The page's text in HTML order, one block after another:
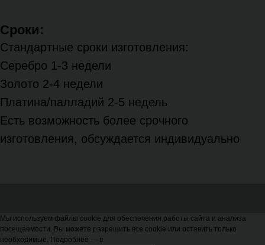
Сроки:
Стандартные сроки изготовления:
Серебро 1-3 недели
Золото 2-4 недели
Платина/палладий 2-5 недель
Есть возможность более срочного
изготовления, обсуждается индивидуально
Мы используем файлы cookie для обеспечения работы сайта и анализа
посещаемости. Вы можете разрешить все cookie или оставить только
необходимые. Подробнее — в